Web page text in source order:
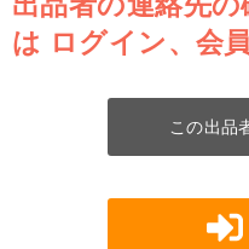
は ログイン、会
この出品